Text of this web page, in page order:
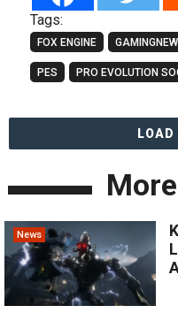
Tags:
FOX ENGINE
PES PRO EVOLUTION
News